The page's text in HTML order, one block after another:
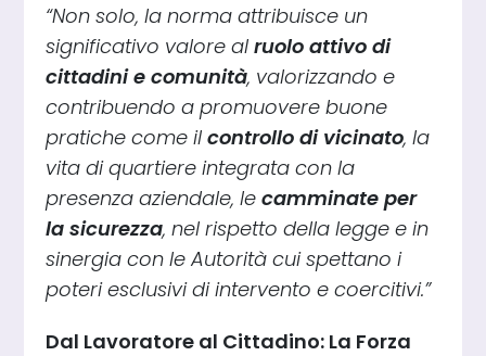
“Non solo, la norma attribuisce un
significativo valore alruolo attivo di
cittadini e comunità, valorizzando e
contribuendo a promuovere buone
pratiche come ilcontrollo di vicinato, la
vita di quartiere integrata con la
presenza aziendale, lecamminate per
la sicurezza, nel rispetto della legge e in
sinergia con le Autorità cui spettano i
poteri esclusivi di intervento e coercitivi.”
Dal Lavoratore al Cittadino: La Forza